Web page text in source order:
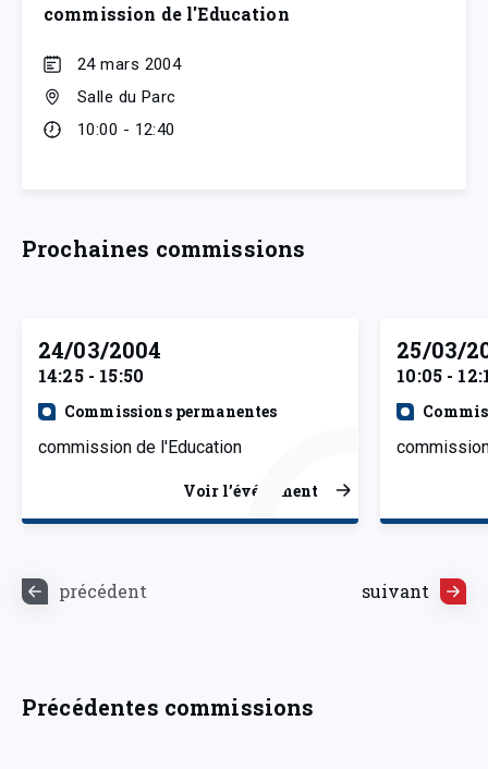
commission de l'Education
24 mars 2004
Salle du Parc
10:00 - 12:40
Prochaines commissions
24/03/2004
14:25 - 15:50
Commissions permanentes
commission de l'Education
Voir l’événement
25/03/
10:05 -
précédent suivant
Précédentes commissions